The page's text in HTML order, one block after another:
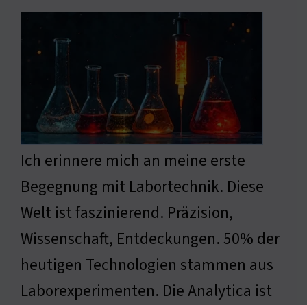
Ich erinnere mich an meine erste
Begegnung mit Labortechnik. Diese
Welt ist faszinierend. Präzision,
Wissenschaft, Entdeckungen. 50% der
heutigen Technologien stammen aus
Laborexperimenten. Die Analytica ist